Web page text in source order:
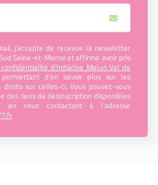
j’accepte de recevoir la newsletter
Seine-et-Marne et affirme avoir pris
d’Initiative Melun Val de
permettant d’en savoir plus sur les
sur celles-ci. Vous pouvez-vous
des liens de désinscription disponibles
en nous contactant à l’adresse